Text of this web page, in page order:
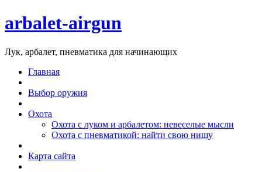
arbalet-airgun
Лук, арбалет, пневматика для начинающих
Главная
Выбор оружия
Охота
Охота с луком и арбалетом: невеселые мысли
Охота с пневматикой: найти свою нишу
Карта сайта